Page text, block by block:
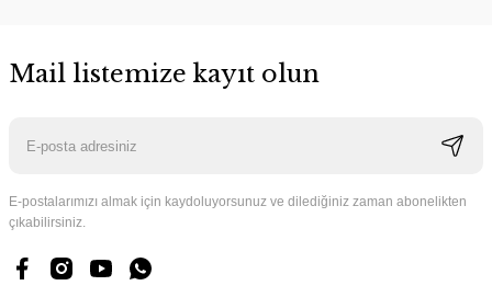
Mail listemize kayıt olun
E-postalarımızı almak için kaydoluyorsunuz ve dilediğiniz zaman abonelikten
çıkabilirsiniz.